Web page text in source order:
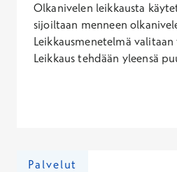
Olkanivelen leikkausta
sijoiltaan menneen
Leikkausmenetelmä
Leikkaus tehdään yleensä
Palvelut